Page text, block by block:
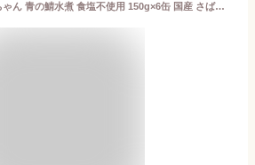
伊藤食品 あいこちゃん 青の鯖水煮 食塩不使用 150g×6缶 国産 さば缶 非常食 長期保存 鯖缶 サバ缶 缶詰 DHA EPA